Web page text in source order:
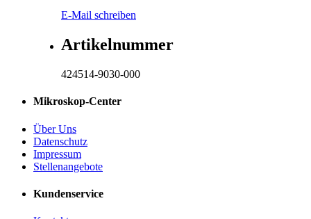
E-Mail schreiben
Artikelnummer
424514-9030-000
Mikroskop-Center
Über Uns
Datenschutz
Impressum
Stellenangebote
Kundenservice